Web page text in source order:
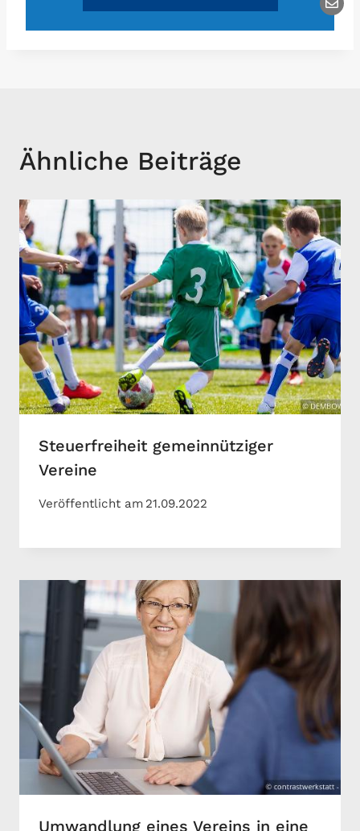
Ähnliche Beiträge
Steuerfreiheit gemeinnütziger
Vereine
Veröffentlicht am 21.09.2022
Umwandlung eines Vereins in eine